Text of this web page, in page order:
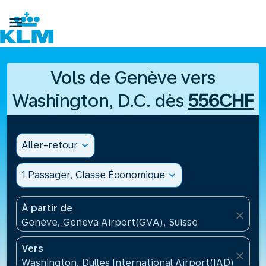

Vols de Genève vers
Washington, D.C. dès 556CHF
Aller-retour expand_more
1 Passager, Classe Économique expand_more
À partir de
Genève, Geneva Airport(GVA), Suisse
close
Vers
Washington, Dulles International Airport(IAD),
close